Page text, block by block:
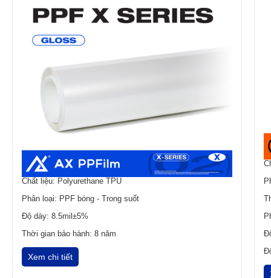
Chất liệu: Polyurethane TPU
Phân loại: PPF bóng - Trong suốt
Độ dày: 8.5mil±5%
Thời gian bảo hành: 8 năm
Xem chi tiết